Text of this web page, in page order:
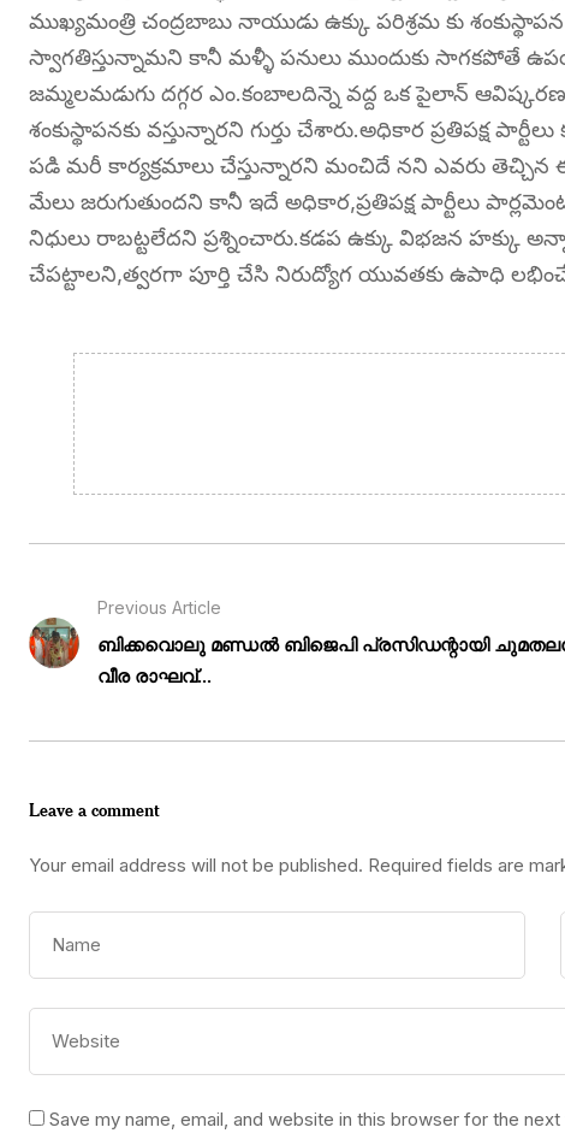
ముఖ్యమంత్రి చంద్రబాబు నాయుడు ఉక్కు పరిశ్రమ కు
స్వాగతిస్తున్నామని కానీ మళ్ళీ పనులు ముందుకు సాగకపోతే
జమ్మలమడుగు దగ్గర ఎం.కంబాలదిన్నె వద్ద ఒక పైలాన్
శంకుస్థాపనకు వస్తున్నారని గుర్తు చేశారు.అధికార ప్రతిపక్ష
పడి మరీ కార్యక్రమాలు చేస్తున్నారని మంచిదే నని ఎవరు
మేలు జరుగుతుందని కానీ ఇదే అధికార,ప్రతిపక్ష పార్టీలు
నిధులు రాబట్టలేదని ప్రశ్నించారు.కడప ఉక్కు విభజన హక్కు
చేపట్టాలని,త్వరగా పూర్తి చేసి నిరుద్యోగ యువతకు ఉపాధి
Previous Article
ബിക്കവൊലു മണ്ഡൽ ബിജെപി പ്രസിഡന്റായി
വീര രാഘവ്...
Leave a comment
Your email address will not be published. Required fields are
Save my name, email, and website in this browser for the